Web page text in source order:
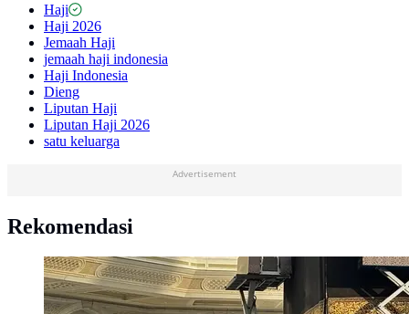
Haji
Haji 2026
Jemaah Haji
jemaah haji indonesia
Haji Indonesia
Dieng
Liputan Haji
Liputan Haji 2026
satu keluarga
Advertisement
Rekomendasi